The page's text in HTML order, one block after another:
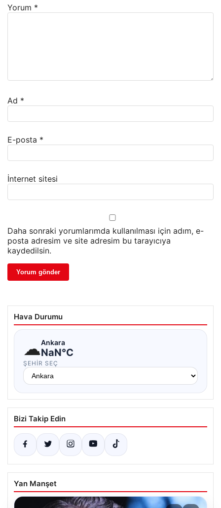
Yorum *
Ad *
E-posta *
İnternet sitesi
Daha sonraki yorumlarımda kullanılması için adım, e-
posta adresim ve site adresim bu tarayıcıya
kaydedilsin.
Hava Durumu
☁Ankara
NaN°C
ŞEHIR SEÇ
Bizi Takip Edin
Yan Manşet